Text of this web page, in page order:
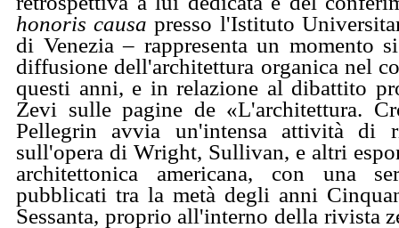
honoris causa presso l'Istituto
di Venezia – rappresenta un momento
diffusione dell'architettura organica nel
questi anni, e in relazione al dibattito
Zevi sulle pagine de «L'architettura.
Pellegrin avvia un'intensa attività di
sull'opera di Wright, Sullivan, e altri
architettonica americana, con una
pubblicati tra la metà degli anni
Sessanta, proprio all'interno della rivista